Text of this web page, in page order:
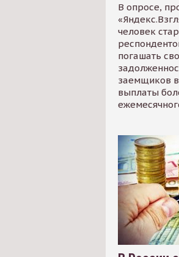
В опросе,
человек
погашать
заемщиков
выплаты